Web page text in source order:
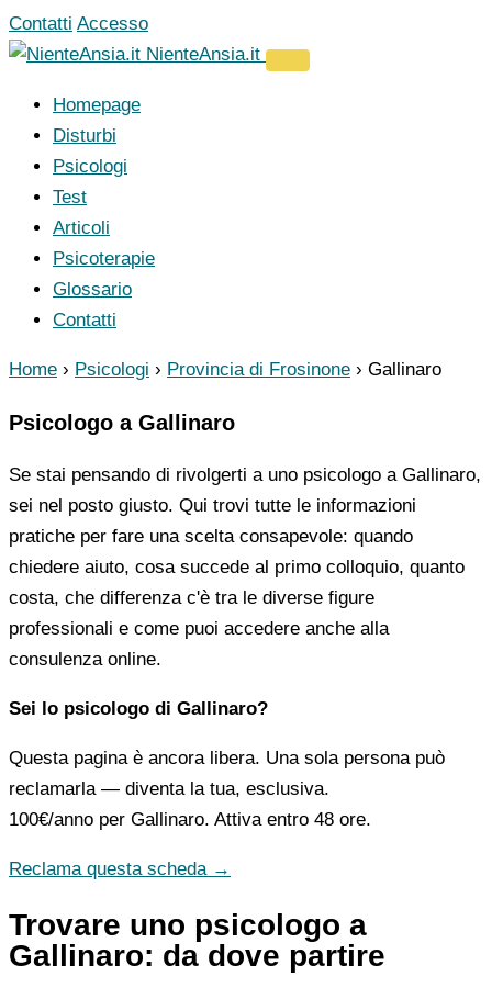
Vai
al
Contatti Accesso
NienteAnsia.it
Homepage
Disturbi
Psicologi
Test
Articoli
Psicoterapie
Glossario
Contatti
Home › Psicologi › Provincia di Frosinone › Gallinaro
Psicologo a Gallinaro
Se stai pensando di rivolgerti a uno psicologo a Gallinaro,
sei nel posto giusto. Qui trovi tutte le informazioni
pratiche per fare una scelta consapevole: quando
chiedere aiuto, cosa succede al primo colloquio, quanto
costa, che differenza c'è tra le diverse figure
professionali e come puoi accedere anche alla
consulenza online.
Sei lo psicologo di Gallinaro?
Questa pagina è ancora libera. Una sola persona può
reclamarla — diventa la tua, esclusiva.
100€/anno per Gallinaro. Attiva entro 48 ore.
Reclama questa scheda →
Trovare uno psicologo a
Gallinaro: da dove partire